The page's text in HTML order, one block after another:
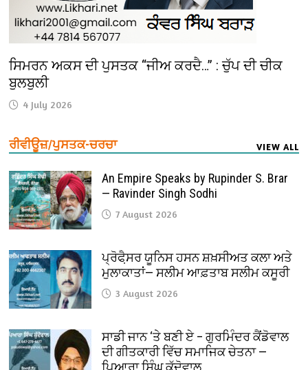
ਸਿਮਰਨ ਅਕਸ ਦੀ ਪੁਸਤਕ “ਜੀਅ ਕਰਦੈ…” : ਚੁੱਪ ਦੀ ਚੀਕ
ਬੁਲਬੁਲੀ
4 July 2026
ਰੀਵੀਊਜ਼/ਪੁਸਤਕ-ਚਰਚਾ VIEW ALL
An Empire Speaks by Rupinder S. Brar
— Ravinder Singh Sodhi
7 August 2026
ਪ੍ਰੋਫੈ਼ਸਰ ਯੂਨਿਸ ਹਸਨ ਸ਼ਖ਼ਸੀਅਤ ਕਲਾ ਅਤੇ
ਮੁਲਾਕਾਤਾਂ— ਸਲੀਮ ਆਫ਼ਤਾਬ ਸਲੀਮ ਕਸੂਰੀ
3 August 2026
ਸਾਡੀ ਜਾਨ ‘ਤੇ ਬਣੀ ਏ – ਗੁਰਮਿੰਦਰ ਕੈਂਡੋਵਾਲ
ਦੀ ਗੀਤਕਾਰੀ ਵਿੱਚ ਸਮਾਜਿਕ ਚੇਤਨਾ —
ਪਿਆਰਾ ਸਿੰਘ ਕੁੱਦੋਵਾਲ